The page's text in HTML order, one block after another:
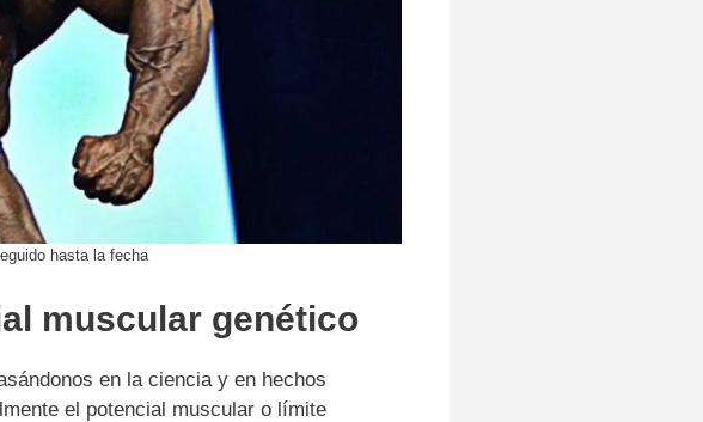
hasta la fecha
muscular genético
en la ciencia y en hechos
el potencial muscular o límite